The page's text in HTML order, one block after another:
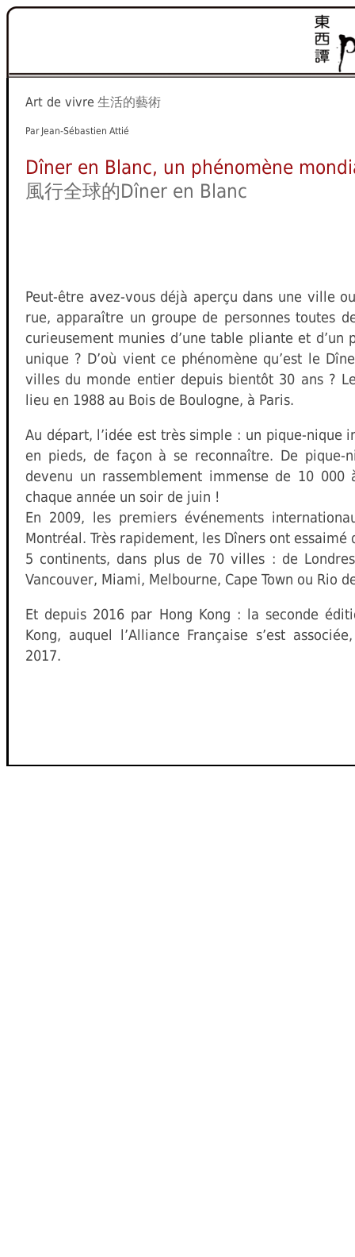
Art de vivre 生活的藝術
Par Jean-Sébastien Attié
Dîner en Blanc, un phénomène
風行全球的Dîner en Blanc
Peut-être avez-vous déjà aperçu dans une ville
rue, apparaître un groupe de personnes toutes
curieusement munies d’une table pliante et
unique ? D’où vient ce phénomène qu’est le
villes du monde entier depuis bientôt 30 ans ?
lieu en 1988 au Bois de Boulogne, à Paris.
Au départ, l’idée est très simple : un pique-nique
en pieds, de façon à se reconnaître. De pique-
devenu un rassemblement immense de 10 000
chaque année un soir de juin !
En 2009, les premiers événements
Montréal. Très rapidement, les Dîners ont
5 continents, dans plus de 70 villes : de
Vancouver, Miami, Melbourne, Cape Town ou Rio
Et depuis 2016 par Hong Kong : la seconde
Kong, auquel l’Alliance Française s’est
2017.